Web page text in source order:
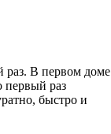
раз. В первом доме
первый раз
быстро и